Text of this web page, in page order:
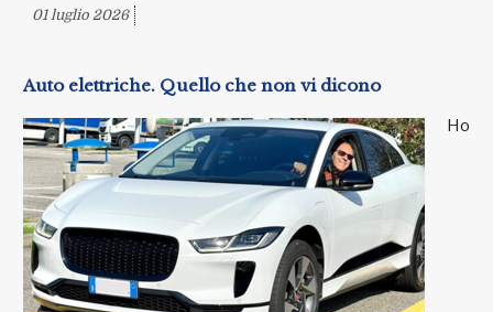
01 luglio 2026
Auto elettriche. Quello che non vi dicono
Ho